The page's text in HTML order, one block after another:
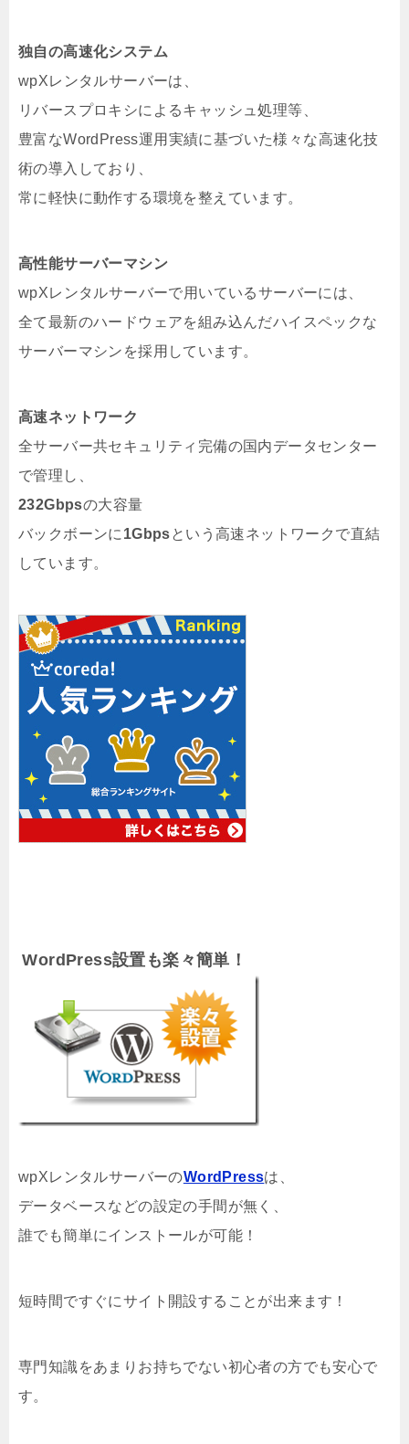
独自の高速化システム
wpXレンタルサーバーは、
リバースプロキシによるキャッシュ処理等、
豊富なWordPress運用実績に基づいた様々な高速化技
術の導入しており、
常に軽快に動作する環境を整えています。
高性能サーバーマシン
wpXレンタルサーバーで用いているサーバーには、
全て最新のハードウェアを組み込んだハイスペックな
サーバーマシンを採用しています。
高速ネットワーク
全サーバー共セキュリティ完備の国内データセンター
で管理し、
232Gbpsの大容量
バックボーンに 1Gbpsという高速ネットワークで直結
しています。
WordPress設置も楽々簡単！
wpXレンタルサーバーのWordPressは、
データベースなどの設定の手間が無く、
誰でも簡単にインストールが可能！
短時間ですぐにサイト開設することが出来ます！
専門知識をあまりお持ちでない初心者の方でも安心で
す。